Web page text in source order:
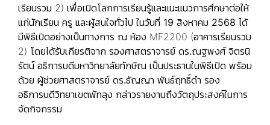
เรียนรวม 2) เพื่อเปิดโลกการเรียนรู้และแนะแนวการศึกษาต่อให้
แก่นักเรียน ครู และผู้สนใจทั่วไป ในวันที่ 19 สิงหาคม 2568 ได้
มีพิธีเปิดอย่างเป็นทางการ ณ ห้อง MF2200 (อาคารเรียนรวม
2) โดยได้รับเกียรติจาก รองศาสตราจารย์ ดร.ณฐพงศ์ จิตรนิ
รัตน์อธิการบดีมหาวิทยาลัยทักษิณ เป็นประธานในพิธีเปิด พร้อม
ด้วย ผู้ช่วยศาสตราจารย์ ดร.ธัญญา พันธ์ฤทธิ์ดำ รอง
อธิการบดีวิทยาเขตพัทลุง กล่าวรายงานถึงวัตถุประสงค์ในการ
จัดกิจกรรม